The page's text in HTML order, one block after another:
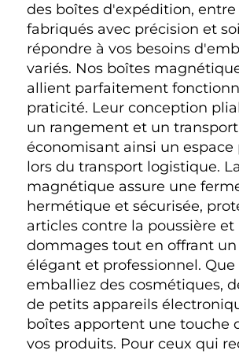
des boîtes d'expédition,
fabriqués avec précision et
répondre à vos besoins
variés. Nos boîtes
allient parfaitement
praticité. Leur conception
un rangement et un transport
économisant ainsi un espace
lors du transport logistique.
magnétique assure une
hermétique et sécurisée,
articles contre la poussière et
dommages tout en offrant
élégant et professionnel. Que
emballiez des cosmétiques,
de petits appareils
boîtes apportent une touche
vos produits. Pour ceux qui